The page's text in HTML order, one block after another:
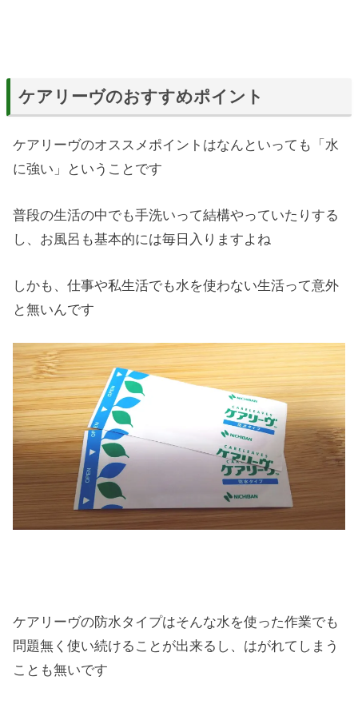
ケアリーヴのおすすめポイント
ケアリーヴのオススメポイントはなんといっても「水
に強い」ということです
普段の生活の中でも手洗いって結構やっていたりする
し、お風呂も基本的には毎日入りますよね
しかも、仕事や私生活でも水を使わない生活って意外
と無いんです
ケアリーヴの防水タイプはそんな水を使った作業でも
問題無く使い続けることが出来るし、はがれてしまう
ことも無いです